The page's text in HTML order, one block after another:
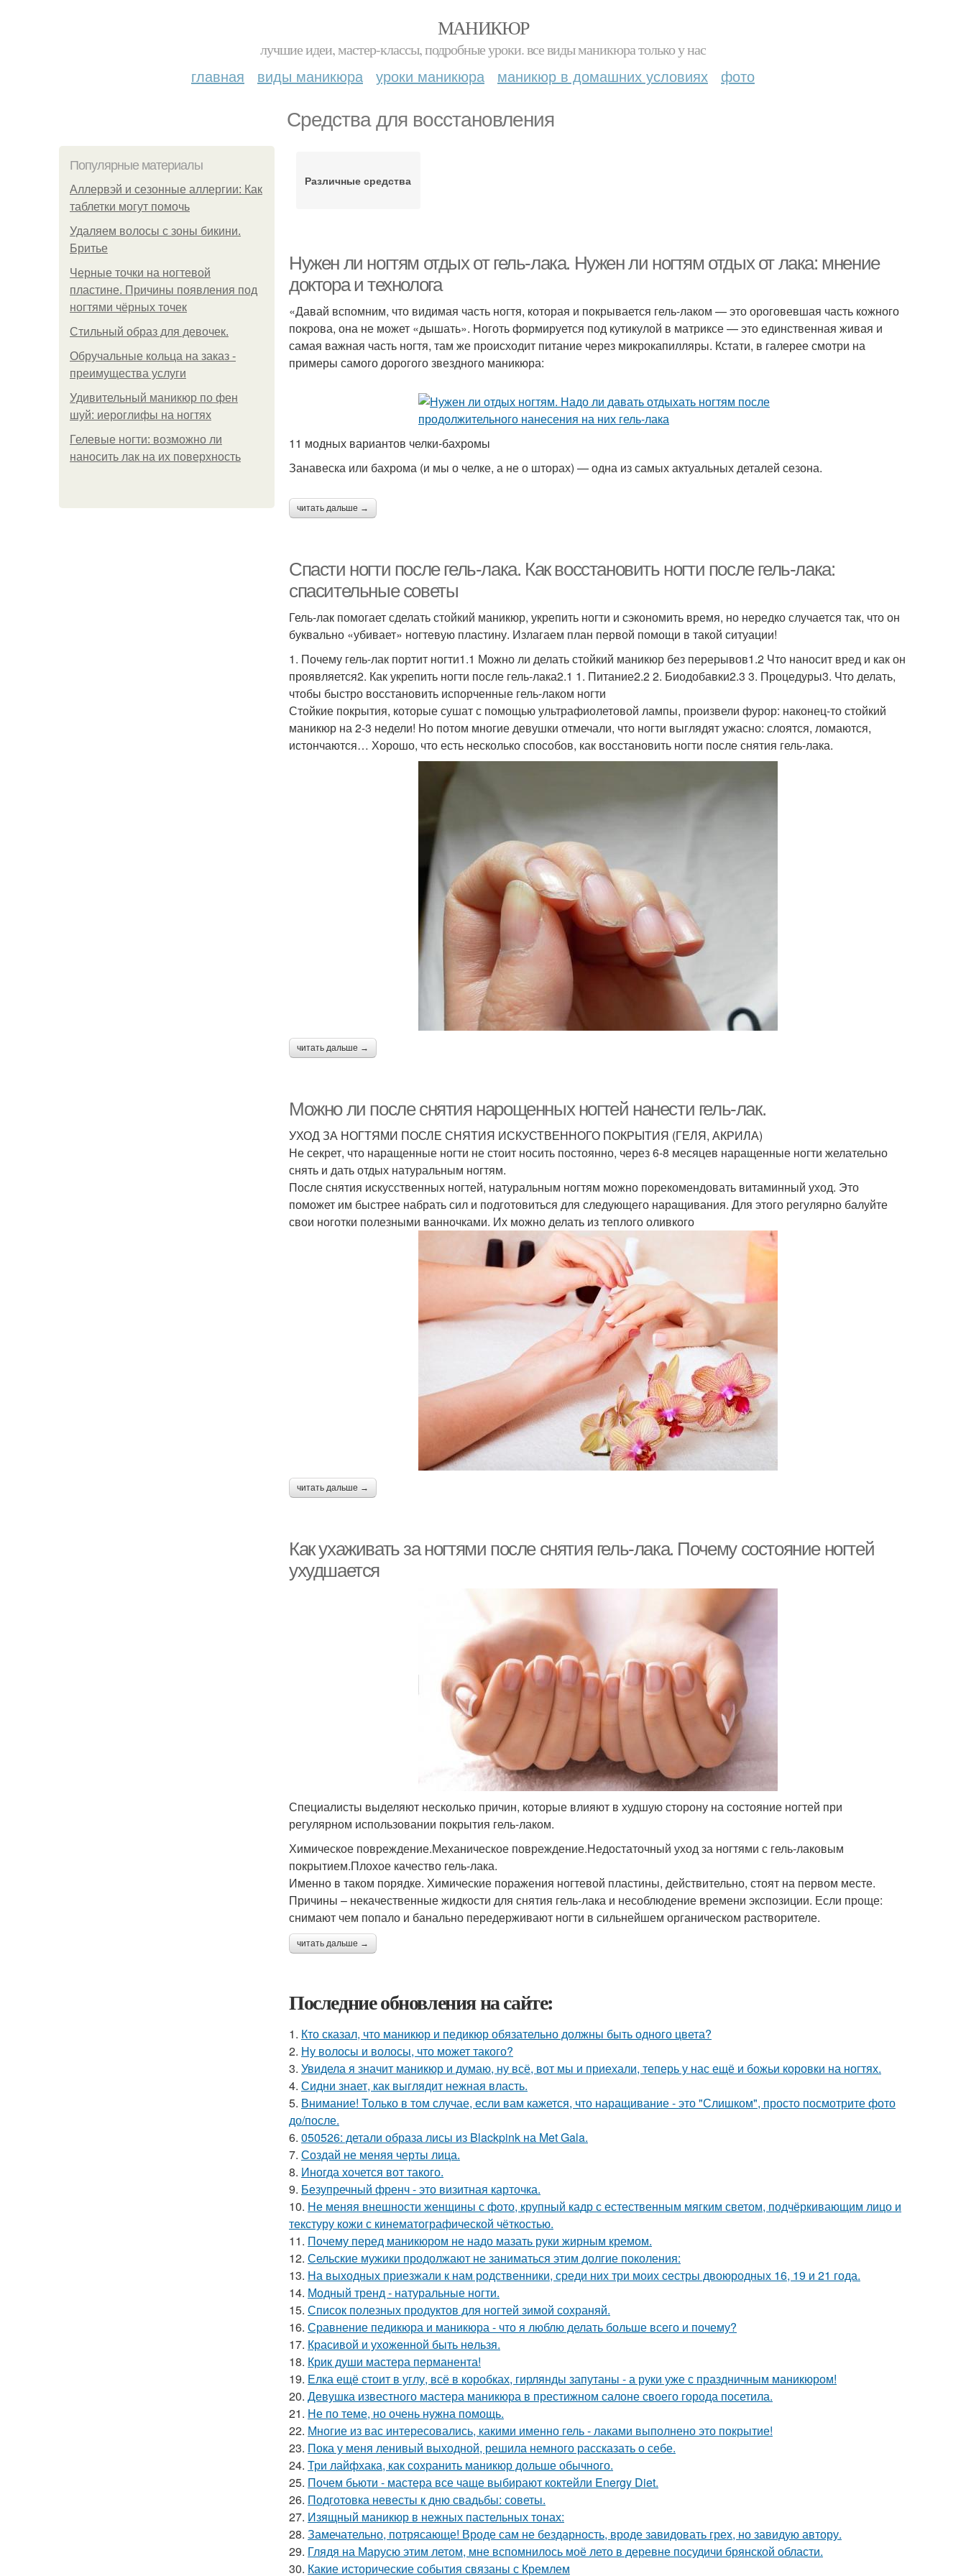
МАНИКЮР
лучшие идеи, мастер-классы, подробные уроки. все виды маникюра только у нас
главная виды маникюра уроки маникюра маникюр в домашних условиях фото
Средства для восстановления
Популярные материалы
Аллервэй и сезонные аллергии: Как
таблетки могут помочь
Удаляем волосы с зоны бикини.
Бритье
Черные точки на ногтевой
пластине. Причины появления под
ногтями чёрных точек
Стильный образ для девочек.
Обручальные кольца на заказ -
преимущества услуги
Удивительный маникюр по фен
шуй: иероглифы на ногтях
Гелевые ногти: возможно ли
наносить лак на их поверхность
Различные средства
Нужен ли ногтям отдых от гель-лака. Нужен ли ногтям отдых от лака: мнение
доктора и технолога
«Давай вспомним, что видимая часть ногтя, которая и покрывается гель-лаком — это ороговевшая часть кожного
покрова, она не может «дышать». Ноготь формируется под кутикулой в матриксе — это единственная живая и
самая важная часть ногтя, там же происходит питание через микрокапилляры. Кстати, в галерее смотри на
примеры самого дорогого звездного маникюра:
11 модных вариантов челки-бахромы
Занавеска или бахрома (и мы о челке, а не о шторах) — одна из самых актуальных деталей сезона.
читать дальше →
Спасти ногти после гель-лака. Как восстановить ногти после гель-лака:
спасительные советы
Гель-лак помогает сделать стойкий маникюр, укрепить ногти и сэкономить время, но нередко случается так, что он
буквально «убивает» ногтевую пластину. Излагаем план первой помощи в такой ситуации!
1. Почему гель-лак портит ногти1.1 Можно ли делать стойкий маникюр без перерывов1.2 Что наносит вред и как он
проявляется2. Как укрепить ногти после гель-лака2.1 1. Питание2.2 2. Биодобавки2.3 3. Процедуры3. Что делать,
чтобы быстро восстановить испорченные гель-лаком ногти
Стойкие покрытия, которые сушат с помощью ультрафиолетовой лампы, произвели фурор: наконец-то стойкий
маникюр на 2-3 недели! Но потом многие девушки отмечали, что ногти выглядят ужасно: слоятся, ломаются,
истончаются… Хорошо, что есть несколько способов, как восстановить ногти после снятия гель-лака.
читать дальше →
Можно ли после снятия нарощенных ногтей нанести гель-лак.
УХОД ЗА НОГТЯМИ ПОСЛЕ СНЯТИЯ ИСКУСТВЕННОГО ПОКРЫТИЯ (ГЕЛЯ, АКРИЛА)
Не секрет, что наращенные ногти не стоит носить постоянно, через 6-8 месяцев наращенные ногти желательно
снять и дать отдых натуральным ногтям.
После снятия искусственных ногтей, натуральным ногтям можно порекомендовать витаминный уход. Это
поможет им быстрее набрать сил и подготовиться для следующего наращивания. Для этого регулярно балуйте
свои ноготки полезными ванночками. Их можно делать из теплого оливкого
читать дальше →
Как ухаживать за ногтями после снятия гель-лака. Почему состояние ногтей
ухудшается
Специалисты выделяют несколько причин, которые влияют в худшую сторону на состояние ногтей при
регулярном использовании покрытия гель-лаком.
Химическое повреждение.Механическое повреждение.Недостаточный уход за ногтями с гель-лаковым
покрытием.Плохое качество гель-лака.
Именно в таком порядке. Химические поражения ногтевой пластины, действительно, стоят на первом месте.
Причины – некачественные жидкости для снятия гель-лака и несоблюдение времени экспозиции. Если проще:
снимают чем попало и банально передерживают ногти в сильнейшем органическом растворителе.
читать дальше →
Последние обновления на сайте:
1. Кто сказал, что маникюр и педикюр обязательно должны быть одного цвета?
2. Ну волосы и волосы, что может такого?
3. Увидела я значит маникюр и думаю, ну всё, вот мы и приехали, теперь у нас ещё и божьи коровки на ногтях.
4. Сидни знает, как выглядит нежная власть.
5. Внимание! Только в том случае, если вам кажется, что наращивание - это "Слишком", просто посмотрите фото
до/после.
6. 050526: детали образа лисы из Blackpink на Met Gala.
7. Создай не меняя черты лица.
8. Иногда хочется вот такого.
9. Безупречный френч - это визитная карточка.
10. Не меняя внешности женщины с фото, крупный кадр с естественным мягким светом, подчёркивающим лицо и
текстуру кожи с кинематографической чёткостью.
11. Почему перед маникюром не надо мазать руки жирным кремом.
12. Сельские мужики продолжают не заниматься этим долгие поколения:
13. На выходных приезжали к нам родственники, среди них три моих сестры двоюродных 16, 19 и 21 года.
14. Модный тренд - натуральные ногти.
15. Список полезных продуктов для ногтей зимой сохраняй.
16. Сравнение педикюра и маникюра - что я люблю делать больше всего и почему?
17. Красивой и ухожeнной быть нeльзя.
18. Крик души мастера перманента!
19. Елка ещё стоит в углу, всё в коробках, гирлянды запутаны - а руки уже с праздничным маникюром!
20. Девушка известного мастера маникюра в престижном салоне своего города посетила.
21. Не по теме, но очень нужна помощь.
22. Многие из вас интересовались, какими именно гель - лаками выполнено это покрытие!
23. Пока у меня ленивый выходной, решила немного рассказать о себе.
24. Три лайфхака, как сохранить маникюр дольше обычного.
25. Почем бьюти - мастера все чаще выбирают коктейли Energy Diet.
26. Подготовка невесты к дню свадьбы: советы.
27. Изящный маникюр в нежных пастельных тонах:
28. Замечательно, потрясающе! Вроде сам не бездарность, вроде завидовать грех, но завидую автору.
29. Глядя на Марусю этим летом, мне вспомнилось моё лето в деревне посудичи брянской области.
30. Какие исторические события связаны с Кремлем